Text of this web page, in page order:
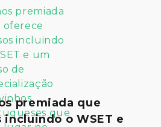
premiada que
o WSET e